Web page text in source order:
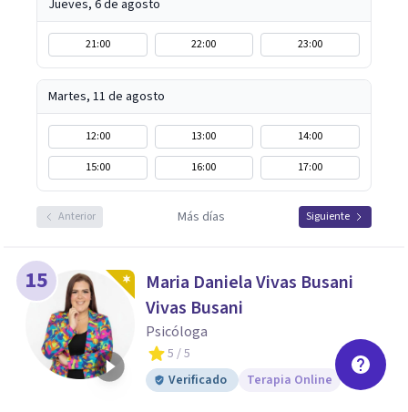
Jueves, 6 de agosto
21:00 22:00 23:00
Martes, 11 de agosto
12:00 13:00
14:00
15:00
16:00 17:00
Anterior Más días Siguiente
15
Maria Daniela Vivas Busani
Vivas Busani
Psicóloga
5 / 5
Verificado
Terapia Online